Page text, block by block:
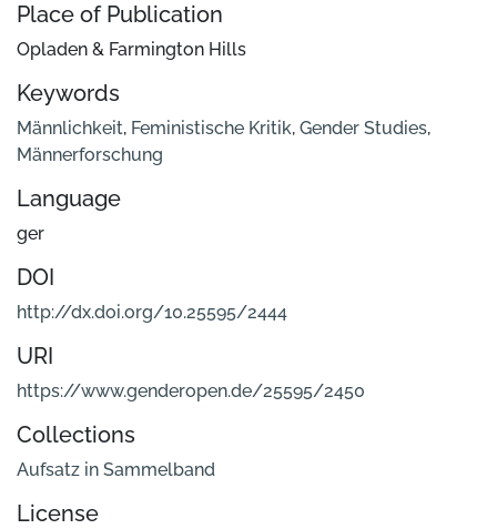
Place of Publication
Opladen & Farmington Hills
Keywords
Männlichkeit, Feministische Kritik, Gender Studies,
Männerforschung
Language
ger
DOI
http://dx.doi.org/10.25595/2444
URI
https://www.genderopen.de/25595/2450
Collections
Aufsatz in Sammelband
License